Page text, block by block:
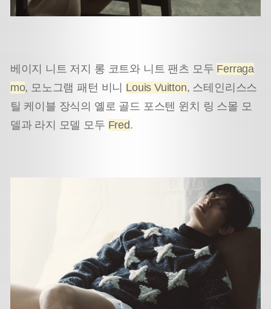
베이지 니트 저지 롱 코트와 니트 팬츠 모두 Ferraga
mo, 모노그램 패턴 비니 Louis Vuitton, 스테인리스스
틸 케이블 장식의 옐로 골드 포스텐 윈치 링 스몰 모
델과 라지 모델 모두 Fred.